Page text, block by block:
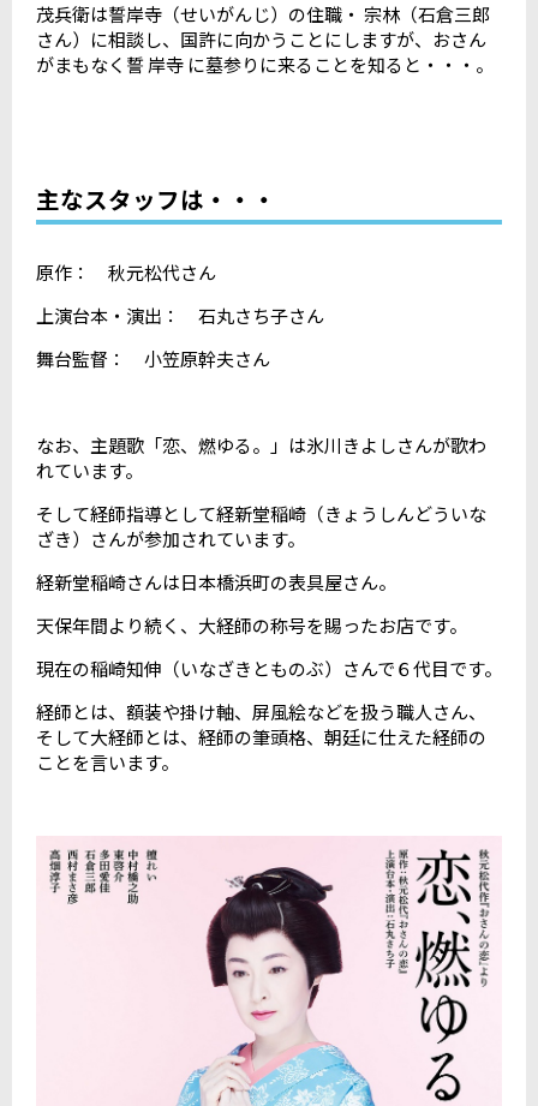
茂兵衛は誓岸寺（せいがんじ）の住職・ 宗林（石倉三郎
さん）に相談し、国許に向かうことにしますが、おさん
がまもなく誓 岸寺 に墓参りに来ることを知ると・・・。
主なスタッフは・・・
原作： 秋元松代さん
上演台本・演出： 石丸さち子さん
舞台監督： 小笠原幹夫さん
なお、主題歌「恋、燃ゆる。」は氷川きよしさんが歌わ
れています。
そして経師指導として経新堂稲崎（きょうしんどういな
ざき）さんが参加されています。
経新堂稲崎さんは日本橋浜町の表具屋さん。
天保年間より続く、大経師の称号を賜ったお店です。
現在の稲崎知伸（いなざきとものぶ）さんで６代目です。
経師とは、額装や掛け軸、屏風絵などを扱う職人さん、
そして大経師とは、経師の筆頭格、朝廷に仕えた経師の
ことを言います。